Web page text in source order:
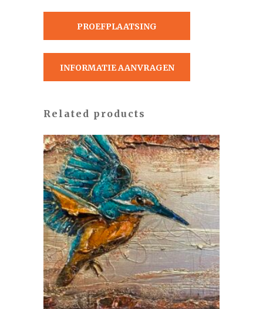
PROEFPLAATSING
INFORMATIE AANVRAGEN
Related products